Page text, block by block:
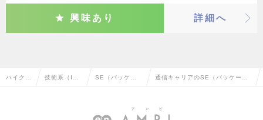
興味あり 詳細へ
ハイクラ 技術系（I SE（パッケー
ア系）
通信キャリアのSE（パッケー
求人情報一覧